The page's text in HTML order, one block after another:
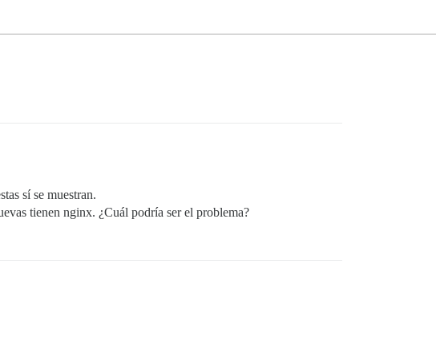
sí se muestran.
tienen nginx. ¿Cuál podría ser el problema?